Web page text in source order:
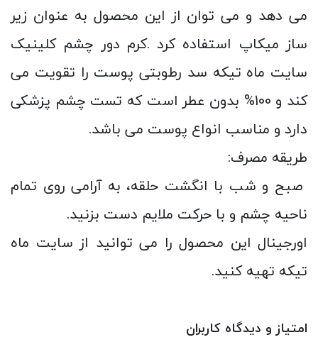
می دهد و می توان از این محصول به عنوان زیر
ساز میکاپ استفاده کرد .کرم دور چشم کلینیک
سایت ماه تیکه سد رطوبتی پوست را تقویت می
کند و 100% بدون عطر است که تست چشم پزشکی
دارد و مناسب انواع پوست می باشد.
طریقه مصرف:
صبح و شب با انگشت حلقه، به آرامی روی تمام
ناحیه چشم و با حرکت ملایم دست بزنید.
اورجینال این محصول را می توانید از سایت ماه
تیکه تهیه کنید.
امتیاز و دیدگاه کاربران